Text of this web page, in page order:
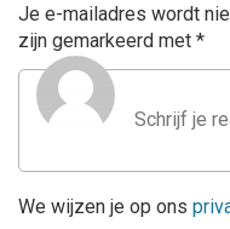
Je e-mailadres wordt
zijn gemarkeerd met *
We wijzen je op ons